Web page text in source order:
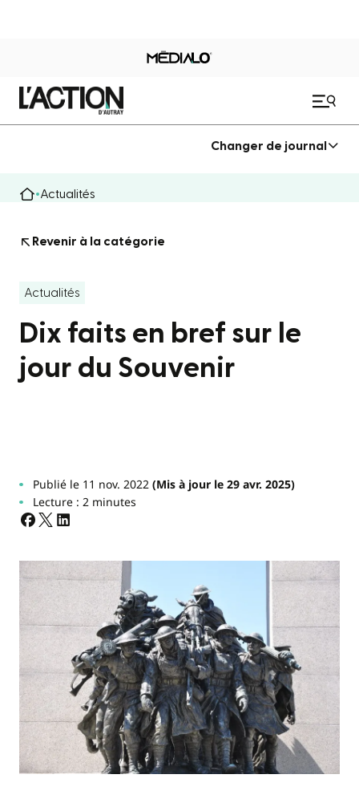
Changer de journal
Actualités
Revenir à la catégorie
Actualités
Dix faits en bref sur le
jour du Souvenir
Publié le 11 nov. 2022(Mis à jour le 29 avr. 2025)
Lecture : 2 minutes